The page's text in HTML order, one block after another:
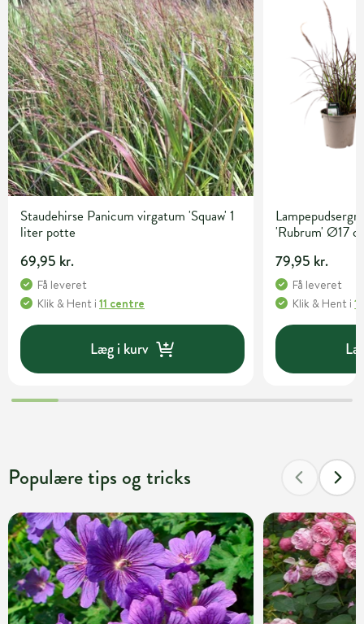
Staudehirse Panicum virgatum 'Squaw' 1
liter potte
69,95 kr.
Få leveret
Klik & Hent i 11 centre
Læg i kurv
'Rubrum' Ø17
79,95 kr.
Få leveret
Klik & Hent i
Populære tips og tricks